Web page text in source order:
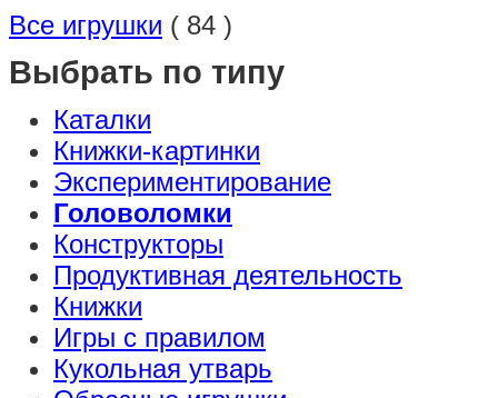
Все игрушки ( 84 )
Выбрать по типу
Каталки
Книжки-картинки
Экспериментирование
Головоломки
Конструкторы
Продуктивная деятельность
Книжки
Игры с правилом
Кукольная утварь